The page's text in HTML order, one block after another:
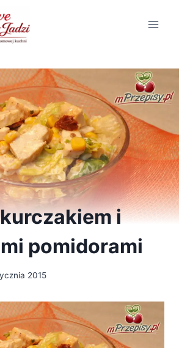
kurczakiem i
pomidorami
2015